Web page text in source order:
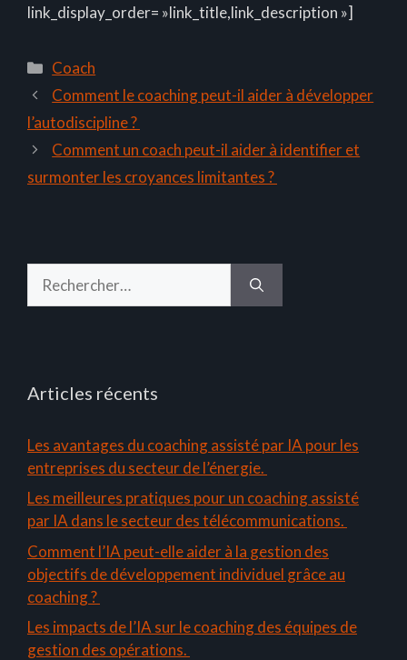
link_display_order= »link_title,link_description »]
Catégories
Coach
Comment le coaching peut-il aider à développer
l’autodiscipline ?
Comment un coach peut-il aider à identifier et
surmonter les croyances limitantes ?
Articles récents
Les avantages du coaching assisté par IA pour les
entreprises du secteur de l’énergie.
Les meilleures pratiques pour un coaching assisté
par IA dans le secteur des télécommunications.
Comment l’IA peut-elle aider à la gestion des
objectifs de développement individuel grâce au
coaching ?
Les impacts de l’IA sur le coaching des équipes de
gestion des opérations.